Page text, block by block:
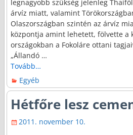
legnagyobb szükség jelenleg
árvíz miatt, valamint
Olaszországban szintén az árvíz
központja amint lehetett, fölvette a
országokban a Fokoláre ottani
„Állandó …
Tovább…
Egyéb
Hétfőre lesz
2011. november 10.